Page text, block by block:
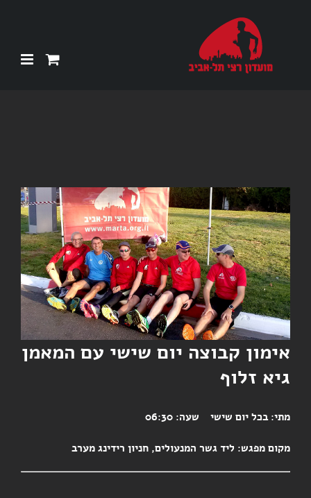
צפה
בתמונה
מוגדלת
אימון קבוצה יום שישי עם המאמן
גיא זלוף
מתי: בכל יום שישי שעה:
מקום מפגש: ליד גשר המנעולים, חניון רידינג מערב